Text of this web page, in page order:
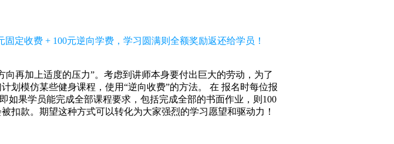
定收费 + 100元逆向学费，学习圆满则全额奖励返还给学员！
再加上适度的压力”。考虑到讲师本身要付出巨大的劳动，为了
划模仿某些健身课程，使用“逆向收费”的方法。 在 报名时每位报
如果学员能完成全部课程要求，包括完成全部的书面作业，则100
扣款。期望这种方式可以转化为大家强烈的学习愿望和驱动力！